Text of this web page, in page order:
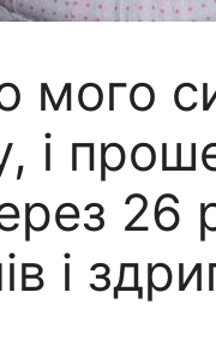
мого
і
26
і